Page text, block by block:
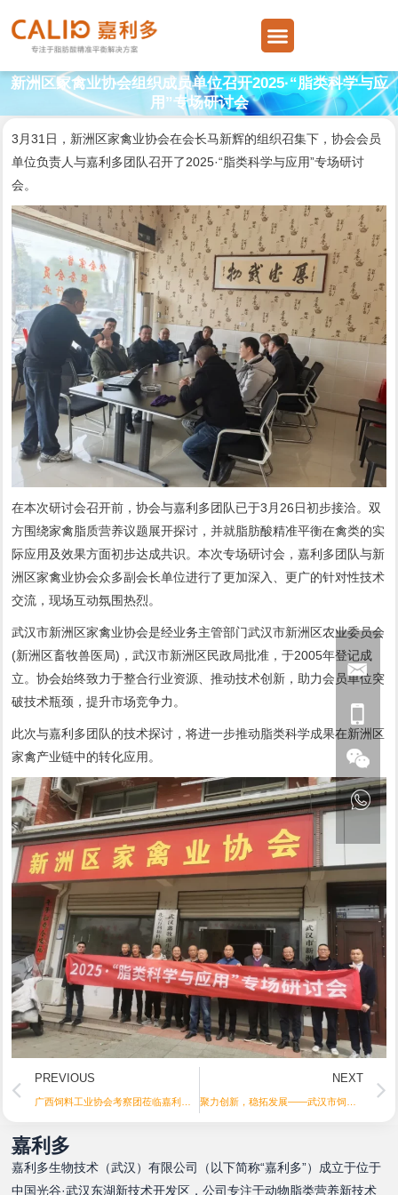
至
容
Menu
新洲区家禽业协会组织成员单位召开2025·“脂类科学与应
用”专场研讨会
3月31日，新洲区家禽业协会在会长马新辉的组织召集下，协会会员
单位负责人与嘉利多团队召开了2025·“脂类科学与应用”专场研讨
会。
在本次研讨会召开前，协会与嘉利多团队已于3月26日初步接洽。双
方围绕家禽脂质营养议题展开探讨，并就脂肪酸精准平衡在禽类的实
际应用及效果方面初步达成共识。本次专场研讨会，嘉利多团队与新
洲区家禽业协会众多副会长单位进行了更加深入、更广的针对性技术
交流，现场互动氛围热烈。
武汉市新洲区家禽业协会是经业务主管部门武汉市新洲区农业委员会
(新洲区畜牧兽医局)，武汉市新洲区民政局批准，于2005年登记成
立。协会始终致力于整合行业资源、推动技术创新，助力会员单位突
破技术瓶颈，提升市场竞争力。
此次与嘉利多团队的技术探讨，将进一步推动脂类科学成果在新洲区
家禽产业链中的转化应用。
Prev
PREVIOUS NEXT
嘉利多
嘉利多生物技术（武汉）有限公司（以下简称“嘉利多”）成立于位于
中国光谷·武汉东湖新技术开发区，公司专注于动物脂类营养新技术